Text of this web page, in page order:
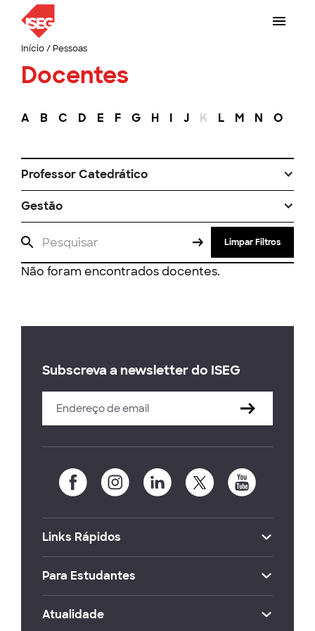
Início/ Pessoas
Docentes
A B C D E F G H I J K L M N O
Professor Catedrático
Gestão
Limpar Filtros
Não foram encontrados docentes.
Subscreva a newsletter do ISEG
Links Rápidos
Para Estudantes
Atualidade